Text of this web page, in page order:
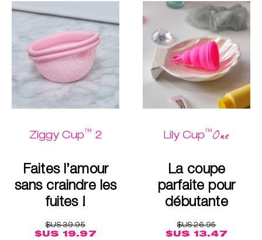
Ziggy Cup™ 2
Faites l’amour
sans craindre les
fuites !
$US 39.95
$US 19.97
Lily Cup™One
La coupe
parfaite pour
débutante
$US 26.95
$US 13.47